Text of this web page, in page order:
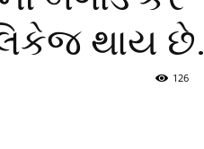
થાય છે.
126